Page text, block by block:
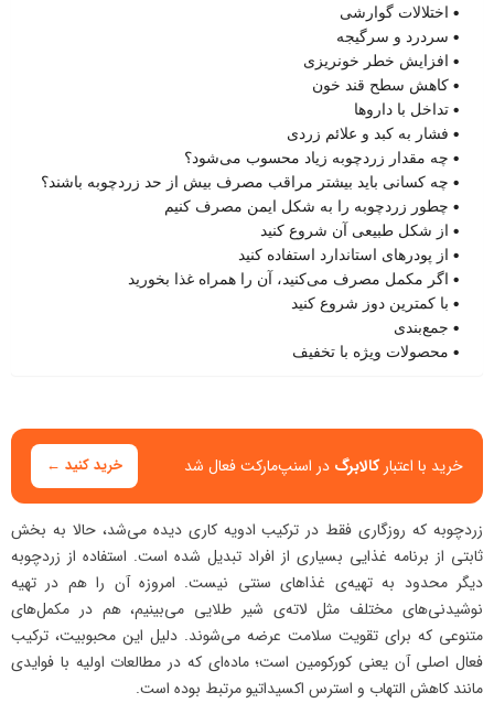
اختلالات گوارشی
سردرد و سرگیجه
افزایش خطر خونریزی
کاهش سطح قند خون
تداخل با داروها
فشار به کبد و علائم زردی
چه مقدار زردچوبه زیاد محسوب می‌شود؟
چه کسانی باید بیشتر مراقب مصرف بیش از حد زردچوبه باشند؟
چطور زردچوبه را به شکل ایمن مصرف کنیم
از شکل طبیعی آن شروع کنید
از پودرهای استاندارد استفاده کنید
اگر مکمل مصرف می‌کنید، آن را همراه غذا بخورید
با کمترین دوز شروع کنید
جمع‌بندی
محصولات ویژه با تخفیف
خرید با اعتبارکالابرگ در اسنپ‌مارکت فعال شد خرید کنید ←
زردچوبه که روزگاری فقط در ترکیب ادویه کاری دیده می‌شد، حالا به بخش
ثابتی از برنامه غذایی بسیاری از افراد تبدیل شده است. استفاده از زردچوبه
دیگر محدود به تهیه‌ی غذاهای سنتی نیست. امروزه آن را هم در تهیه
نوشیدنی‌های مختلف مثل لاته‌ی شیر طلایی می‌بینیم، هم در مکمل‌های
متنوعی که برای تقویت سلامت عرضه می‌شوند. دلیل این محبوبیت، ترکیب
فعال اصلی آن یعنی کورکومین است؛ ماده‌ای که در مطالعات اولیه با فوایدی
مانند کاهش التهاب و استرس اکسیداتیو مرتبط بوده است.